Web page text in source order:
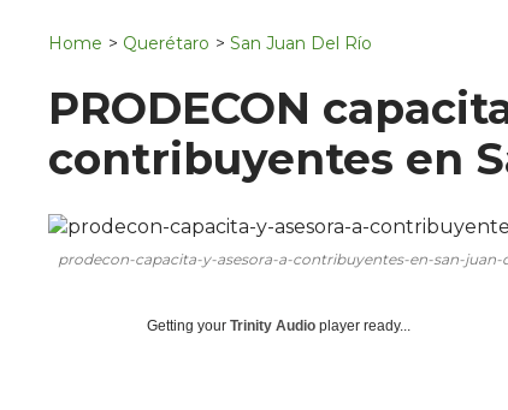
Home > Querétaro > San Juan Del Río
PRODECON
contribuyentes en
prodecon-capacita-y-asesora-a-contribuyentes-en-san-juan-
Getting your Trinity Audio player ready...